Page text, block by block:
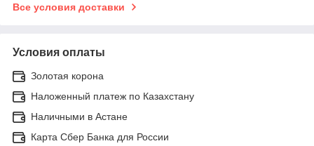
Все условия доставки
Условия оплаты
Золотая корона
Наложенный платеж по Казахстану
Наличными в Астане
Карта Сбер Банка для России